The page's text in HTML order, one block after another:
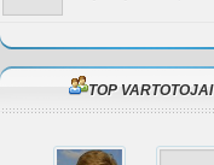
TOP VARTOTOJAI